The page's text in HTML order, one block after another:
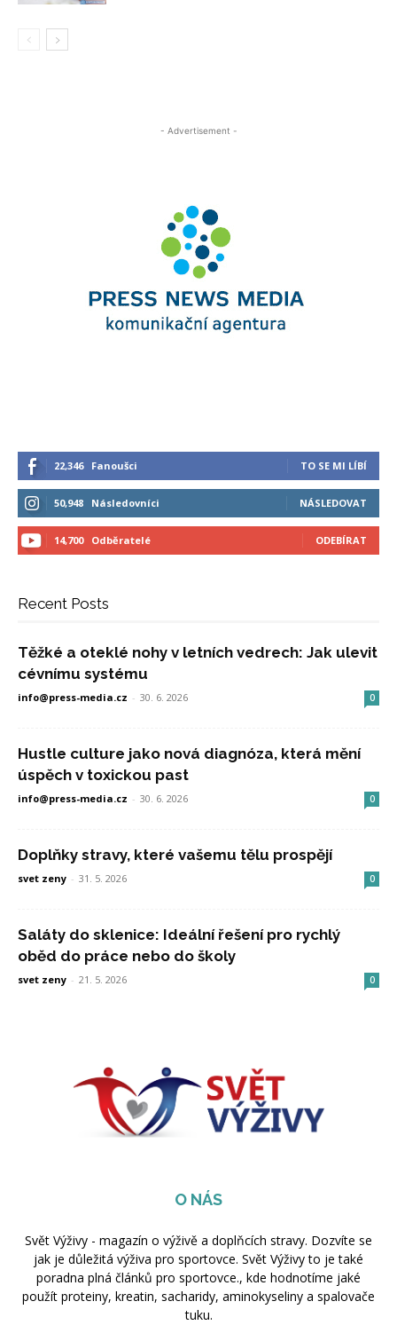
- Advertisement -
22,346 Fanoušci TO SE MI LÍBÍ
50,948 Následovníci NÁSLEDOVAT
14,700 Odběratelé ODEBÍRAT
Recent Posts
Těžké a oteklé nohy v letních vedrech: Jak ulevit
cévnímu systému
info@press-media.cz - 30. 6. 2026 0
Hustle culture jako nová diagnóza, která mění
úspěch v toxickou past
info@press-media.cz - 30. 6. 2026 0
Doplňky stravy, které vašemu tělu prospějí
svet zeny - 31. 5. 2026 0
Saláty do sklenice: Ideální řešení pro rychlý
oběd do práce nebo do školy
svet zeny - 21. 5. 2026 0
O NÁS
Svět Výživy - magazín o výživě a doplňcích stravy. Dozvíte se
jak je důležitá výživa pro sportovce. Svět Výživy to je také
poradna plná článků pro sportovce., kde hodnotíme jaké
použít proteiny, kreatin, sacharidy, aminokyseliny a spalovače
tuku.